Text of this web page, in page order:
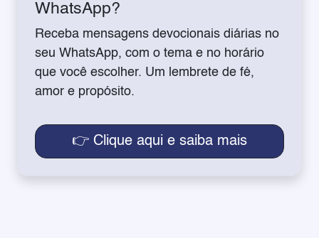
WhatsApp?
Receba mensagens devocionais diárias no
seu WhatsApp, com o tema e no horário
que você escolher. Um lembrete de fé,
amor e propósito.
👉 Clique aqui e saiba mais